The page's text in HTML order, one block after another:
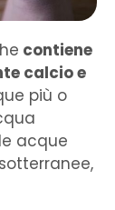
contiene
calcio e
più o
acque